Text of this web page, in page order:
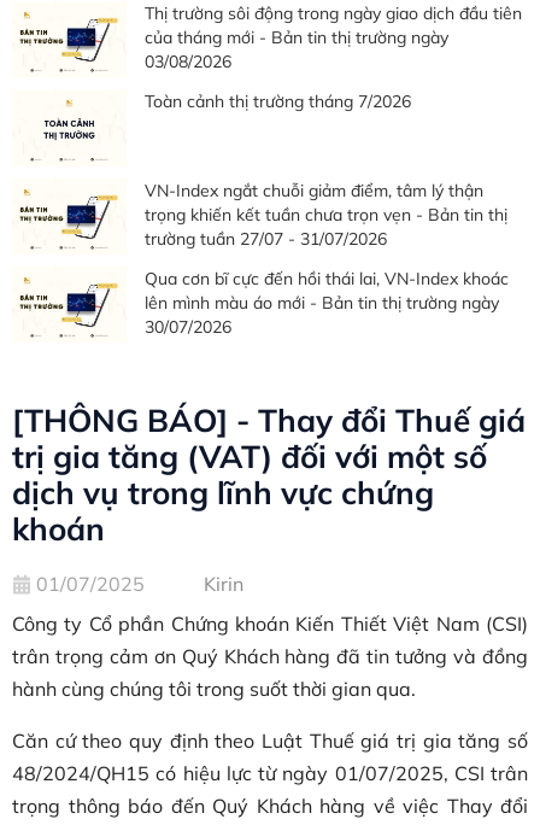
[THÔNG BÁO] - Thay đổi Thuế giá
trị gia tăng (VAT) đối với một số
dịch vụ trong lĩnh vực chứng
khoán
01/07/2025
Kirin
Công ty Cổ phần Chứng khoán Kiến Thiết Việt Nam (CSI)
trân trọng cảm ơn Quý Khách hàng đã tin tưởng và đồng
hành cùng chúng tôi trong suốt thời gian qua.
Căn cứ theo quy định theo Luật Thuế giá trị gia tăng số
48/2024/QH15 có hiệu lực từ ngày 01/07/2025, CSI trân
trọng thông báo đến Quý Khách hàng về việc Thay đổi
Thị trường sôi động trong ngày giao dịch đầu tiên
của tháng mới - Bản tin thị trường ngày
03/08/2026
Toàn cảnh thị trường tháng 7/2026
VN-Index ngắt chuỗi giảm điểm, tâm lý thận
trọng khiến kết tuần chưa trọn vẹn - Bản tin thị
trường tuần 27/07 - 31/07/2026
Qua cơn bĩ cực đến hồi thái lai, VN-Index khoác
lên mình màu áo mới - Bản tin thị trường ngày
30/07/2026